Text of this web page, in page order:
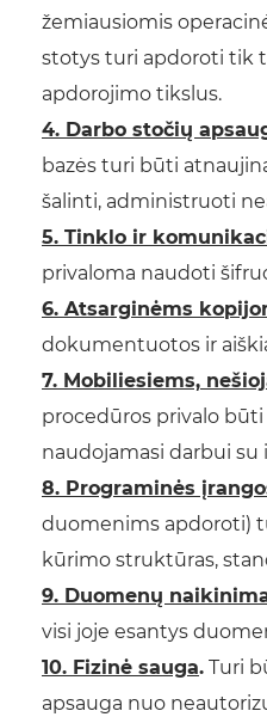
žemiausiomis
stotys turi apdoroti tik
apdorojimo tikslus.
4. Darbo stočių
bazės turi būti
šalinti, administruoti
5. Tinklo ir
privaloma naudoti
6. Atsarginėms
dokumentuotos ir
7. Mobiliesiems,
procedūros privalo
naudojamasi darbui
8. Programinės
duomenims apdoroti)
kūrimo struktūras,
9. Duomenų
visi joje esantys
10. Fizinė sauga. Turi
apsauga nuo